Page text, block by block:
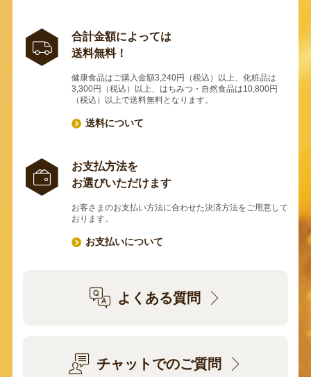
合計金額によっては
送料無料！
健康食品はご購入金額3,240円（税込）以上、化粧品は
3,300円（税込）以上、はちみつ・自然食品は10,800円
（税込）以上で送料無料となります。
送料について
お支払方法を
お選びいただけます
お客さまのお支払い方法に合わせた決済方法をご用意して
おります。
お支払いについて
よくある質問
チャットでのご質問